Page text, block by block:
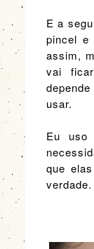
E a
pincel e
assim,
vai
usar.
Eu uso
que
verdade.